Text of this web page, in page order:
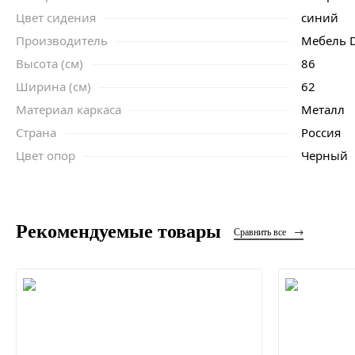
Цвет сидения
синий
Производитель
Мебель
Высота (см)
86
Ширина (см)
62
Материал каркаса
Металл
Страна
Россия
Цвет опор
Черный
Рекомендуемые товары Сравнить все